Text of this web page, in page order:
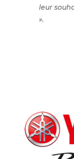
leur
».